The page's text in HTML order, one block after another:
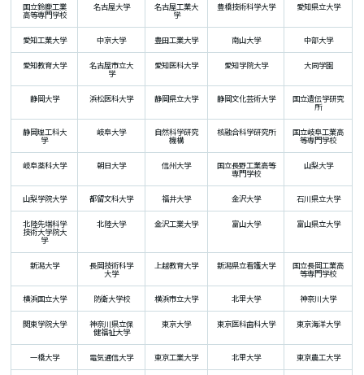
国立鈴鹿工業
高等専門学校
名古屋大学 名古屋工業大
学
豊橋技術科学大学 愛知県立大学
愛知工業大学 中京大学 豊田工業大学 南山大学 中部大学
愛知教育大学 名古屋市立大
学
愛知医科大学 愛知学院大学 大同学園
静岡大学 浜松医科大学 静岡県立大学 静岡文化芸術大学 国立遺伝学研究
所
静岡理工科大
学
岐阜大学 自然科学研究
機構
核融合科学研究所 国立岐阜工業高
等専門学校
岐阜薬科大学 朝日大学 信州大学 国立長野工業高等
専門学校
山梨大学
山梨学院大学 都留文科大学 福井大学 金沢大学 石川県立大学
北陸先端科学
技術大学院大
学
北陸大学 金沢工業大学 富山大学 富山県立大学
新潟大学 長岡技術科学
大学
上越教育大学 新潟県立看護大学 国立長岡工業高
等専門学校
横浜国立大学 防衛大学校 横浜市立大学 北里大学 神奈川大学
関東学院大学 神奈川県立保
健福祉大学
東京大学 東京医科歯科大学 東京海洋大学
一橋大学 電気通信大学 東京工業大学 北里大学 東京農工大学